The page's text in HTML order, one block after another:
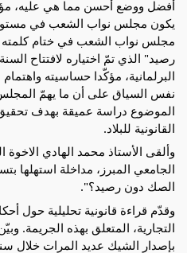
أفضل ووضع أحسن مما هي عليه،
يكون مجلس نواب الشعب في
مجلس نواب الشعب في ختام
رصيد" الذي تمّ اختياره لافتتاح السنة
البرلمانية، مؤكّدا حساسيته
نفس السياق على أن ما يهمّ المجلس
الموضوع دراسة عميقة بهدف
القانونية للبلاد.
وألقى الأستاذ محمد الهادي الاخوة
الجامعي المبرز، مداخلة استهلها
الصك دون رصيد؟".
التجارية، المتعلق بهذه الجريمة.